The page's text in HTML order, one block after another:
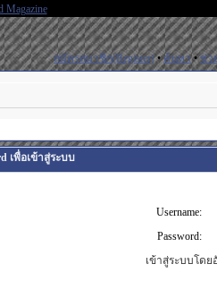
สมัครสมาชิก(Register)•ค้นหา•ช่ว
เพื่อเข้าสู่ระบบ
Username:
Password:
เข้าสู่ระบบโดย